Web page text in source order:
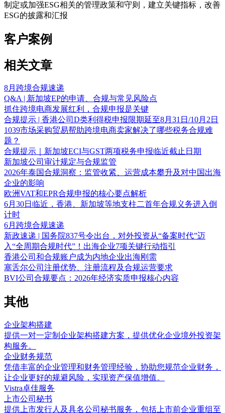
制定或加强ESG相关的管理政策和守则，建立关键指标，改善
ESG的披露和汇报
客户案例
相关文章
8月跨境合规速递
Q&A | 新加坡EP的申请、合规与常见风险点
抓住跨境电商发展红利，合规申报是关键
合规提示 | 香港公司D类利得税申报限期延至8月31日/10月2日
1039市场采购贸易帮助跨境电商卖家解决了哪些税务合规难
题？
合规提示｜新加坡ECI与GST两项税务申报临近截止日期
新加坡公司审计规定与合规监管
2026年泰国合规洞察：监管收紧、运营成本攀升及对中国出海
企业的影响
欧洲VAT和EPR合规申报的核心要点解析
6月30日临近，香港、新加坡等地支柱二首年合规义务进入倒
计时
6月跨境合规速递
新政速递 | 国务院837号令出台，对外投资从“备案时代”迈
入“全周期合规时代”！出海企业7项关键行动指引
香港公司和合规账户成为内地企业出海刚需
塞舌尔公司注册优势、注册流程及合规运营要求
BVI公司合规要点：2026年经济实质申报核心内容
其他
企业架构搭建
提供一对一定制企业架构搭建方案，提供优化企业境外投资架
构服务。
企业财务规范
凭借丰富的企业管理和财务管理经验，协助您规范企业财务，
让企业更好的规避风险，实现资产保值增值。
Vistra卓佳服务
上市公司秘书
提供上市发行人及具名公司秘书服务，包括上市前企业重组至